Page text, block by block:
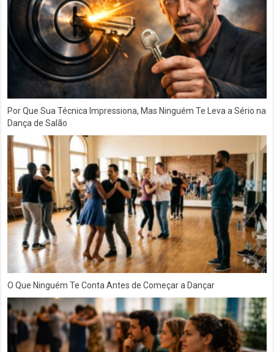
Por Que Sua Técnica Impressiona, Mas Ninguém Te Leva a Sério na
Dança de Salão
O Que Ninguém Te Conta Antes de Começar a Dançar